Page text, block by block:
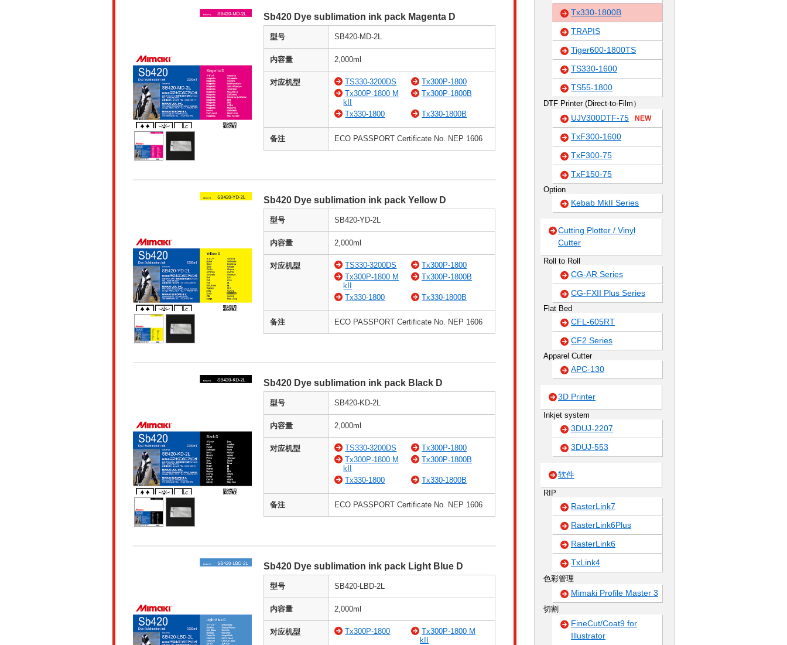
Sb420 Dye sublimation ink pack Magenta D
型号 SB420-MD-2L
内容量 2,000ml
对应机型 TS330-3200DS
Tx300P-1800
Tx300P-1800 M
kII
Tx300P-1800B
Tx330-1800 Tx330-1800B
备注 ECO PASSPORT Certificate No. NEP 1606
Sb420 Dye sublimation ink pack Yellow D
型号 SB420-YD-2L
内容量 2,000ml
对应机型 TS330-3200DS
Tx300P-1800
Tx300P-1800 M
kII
Tx300P-1800B
Tx330-1800 Tx330-1800B
备注 ECO PASSPORT Certificate No. NEP 1606
Sb420 Dye sublimation ink pack Black D
型号 SB420-KD-2L
内容量 2,000ml
对应机型 TS330-3200DS
Tx300P-1800
Tx300P-1800 M
kII
Tx300P-1800B
Tx330-1800 Tx330-1800B
备注 ECO PASSPORT Certificate No. NEP 1606
Sb420 Dye sublimation ink pack Light Blue D
型号 SB420-LBD-2L
内容量 2,000ml
对应机型 Tx300P-1800
Tx300P-1800 M
kII
Tx330-1800B
TRAPIS
Tiger600-1800TS
TS330-1600
TS55-1800
DTF Printer (Direct-to-Film）
UJV300DTF-75 NEW
TxF300-1600
TxF300-75
TxF150-75
Option
Kebab MkII Series
Cutting Plotter / Vinyl
Cutter
Roll to Roll
CG-AR Series
CG-FXII Plus Series
Flat Bed
CFL-605RT
CF2 Series
Apparel Cutter
APC-130
3D Printer
Inkjet system
3DUJ-2207
3DUJ-553
软件
RIP
RasterLink7
RasterLink6Plus
RasterLink6
TxLink4
色彩管理
Mimaki Profile Master 3
切割
FineCut/Coat9 for
Illustrator